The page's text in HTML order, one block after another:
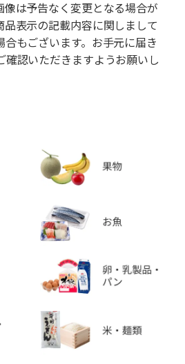
は予告なく変更となる場合が
品表示の記載内容に関しまして
合もございます。お手元に届き
確認いただきますようお願いし